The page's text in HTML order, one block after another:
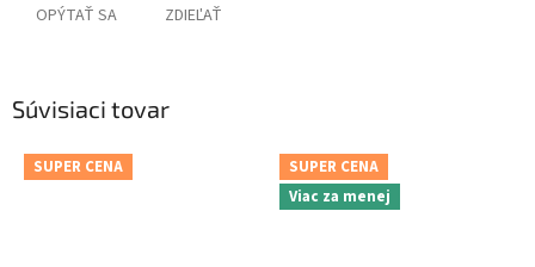
OPÝTAŤ SA ZDIEĽAŤ
Súvisiaci tovar
SUPER CENA
SUPER CENA
Viac za menej